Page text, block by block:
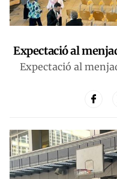
Expectació al
Expectació al